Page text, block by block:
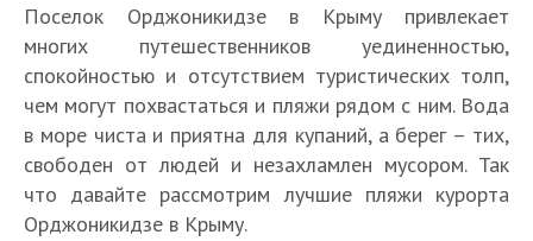
Поселок Орджоникидзе в Крыму привлекает
многих путешественников уединенностью,
спокойностью и отсутствием туристических толп,
чем могут похвастаться и пляжи рядом с ним. Вода
в море чиста и приятна для купаний, а берег – тих,
свободен от людей и незахламлен мусором. Так
что давайте рассмотрим лучшие пляжи курорта
Орджоникидзе в Крыму.